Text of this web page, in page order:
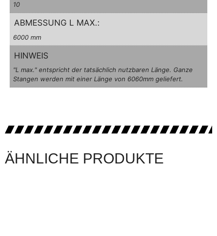
10
ABMESSUNG L MAX.:
6000 mm
HINWEIS
"L max." entspricht der tatsächlich nutzbaren Länge. Ganze
Stangen werden mit einer Länge von 6060mm geliefert.
ÄHNLICHE PRODUKTE